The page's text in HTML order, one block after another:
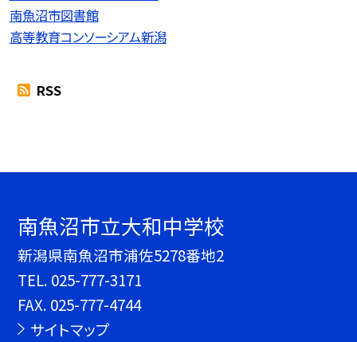
南魚沼市図書館
高等教育コンソーシアム新潟
RSS
南魚沼市立大和中学校
新潟県南魚沼市浦佐5278番地2
TEL. 025-777-3171
FAX. 025-777-4744
サイトマップ